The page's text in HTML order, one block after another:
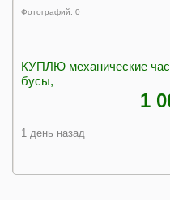
Фотографий: 0
КУПЛЮ механические
бусы,
1
1 день назад